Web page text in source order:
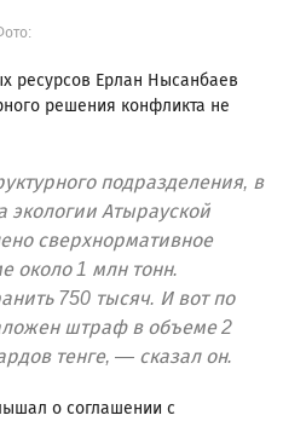
ресурсов Ерлан Нысанбаев
решения конфликта не
подразделения, в
экологии Атырауской
сверхнормативное
около 1 млн тонн.
750 тысяч. И вот по
штраф в объеме 2
тенге, — сказал он.
о соглашении с